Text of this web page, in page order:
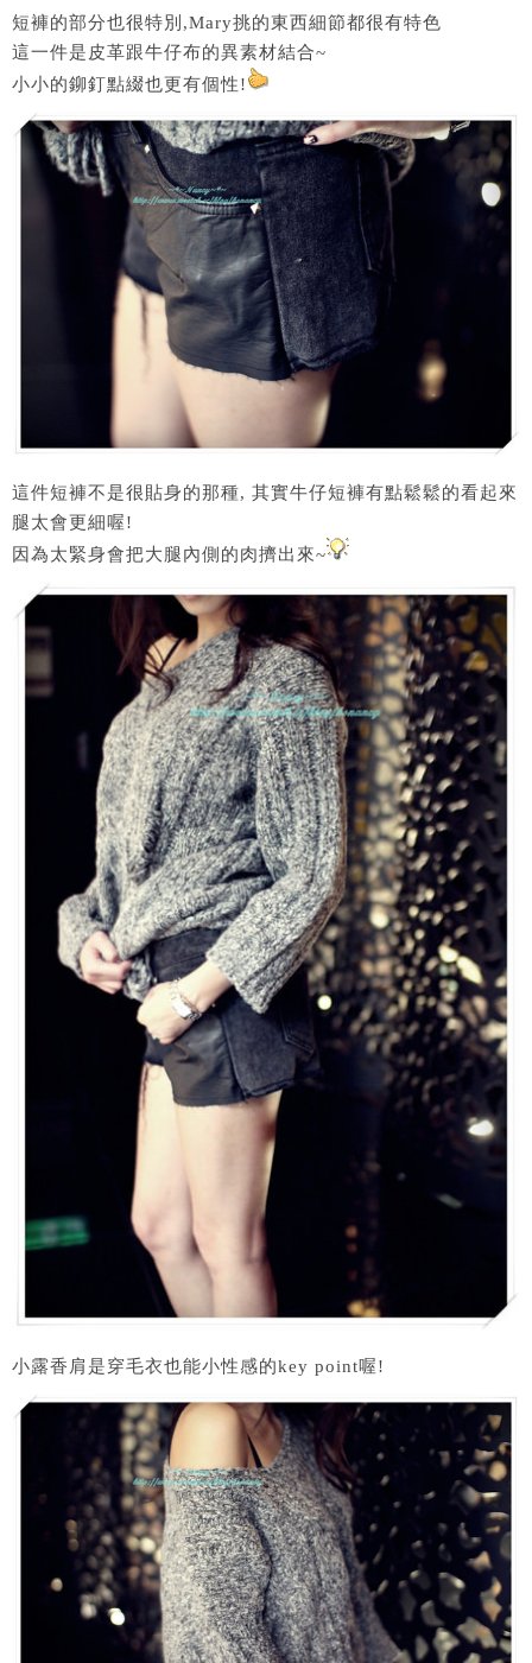
短褲的部分也很特別,Mary挑的東西細節都很有特色
這一件是皮革跟牛仔布的異素材結合~
小小的鉚釘點綴也更有個性!
這件短褲不是很貼身的那種, 其實牛仔短褲有點鬆鬆的看起來
腿太會更細喔!
因為太緊身會把大腿內側的肉擠出來~
小露香肩是穿毛衣也能小性感的key point喔!